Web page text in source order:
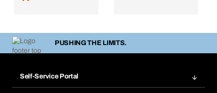
PUSHING THE LIMITS.
Self-Service Portal